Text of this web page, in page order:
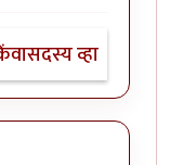
सदस्य व्हा